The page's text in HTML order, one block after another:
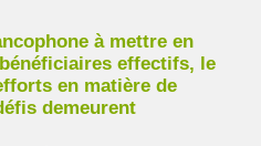
à mettre en
effectifs, le
en matière de
demeurent